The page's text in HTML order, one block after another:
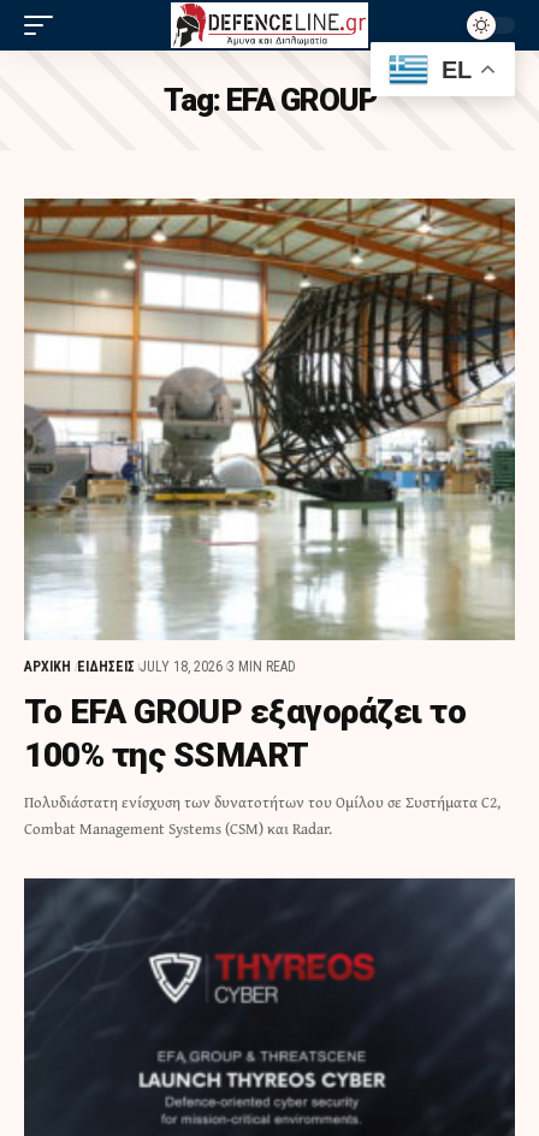
Tag: EFA GROUP
ΑΡΧΙΚΗ ΕΙΔΗΣΕΙΣ JULY 18, 2026 3 MIN READ
To EFA GROUP εξαγοράζει το
100% της SSMART
Πολυδιάστατη ενίσχυση των δυνατοτήτων του Ομίλου σε Συστήματα C2,
Combat Management Systems (CSM) και Radar.
EL